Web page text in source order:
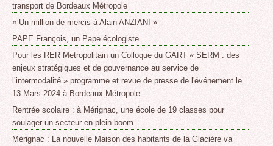
transport de Bordeaux Métropole
« Un million de mercis à Alain ANZIANI »
PAPE François, un Pape écologiste
Pour les RER Metropolitain un Colloque du GART « SERM : des
enjeux stratégiques et de gouvernance au service de
l’intermodalité » programme et revue de presse de l'événement le
13 Mars 2024 à Bordeaux Métropole
Rentrée scolaire : à Mérignac, une école de 19 classes pour
soulager un secteur en plein boom
Mérignac : La nouvelle Maison des habitants de la Glacière va